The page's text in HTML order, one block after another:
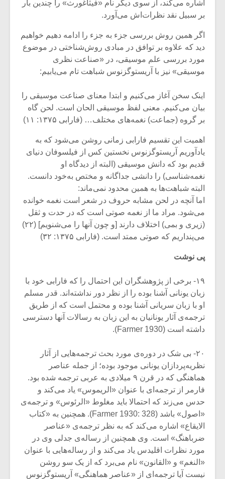
اشاره می‌کند، از سوی دیگر نام «فیثاغورث» را چندین بار
بر سبیل نقد نظرات‌اش می‌آورد.
اگر همین روش بررسی جزء به جزء را ادامه دهیم خواهیم
دید که علاوه بر توافق در مبادی روش‌شناختی در موضوع
مورد بررسی علم موسیقی، در «صناعت نظری
موسیقی» نیز با آریستوگزنوس شباهت تام می‌یابیم:
اینک سخن آغاز می‌کنیم و ابتدا معنای صناعت موسیقی را
بیان می‌کنیم. معنی لفظ موسیقی الحان است. لحن گاه
بر گروه (جماعت) نغمه‌های مختلف… (فارابی ۱۳۷۵: ۱۱)
اهمیت این تقسیم فارابی زمانی روشن می‌شود که به
یادآوریم آریستوگزنوس نخستین کس از فیلسوفان دنیای
قدیم بود که دانش موسیقی (البته از دیدگاه او
نغمه‌شناسی) را دانشی جداگانه و مختص به‌خود دانست.
البته شباهت‌ها به همین محدود نمی‌ماند:
اما آنچه در لحن مشابه حروف در شعر است نغمه خوانده
می‌شود. مراد ما از نغمه صوتی است که در حدت و ثقل
(زیری و بمی) اختلاف دارند [و چون آنها را می‌شنویم] (۲۲)
می‌پنداریم که صوتی ممتد است. (فارابی ۱۳۷۵: ۳۲)
پی نوشت
۱۹- برخی از پژوهشگران این احتمال را که فارابی خود با
زبان یونانی آشنا بوده را از نظر دور نداشته‌اند. قدر مسلم
او با زبان سریانی آشنا بوده و محتمل است که از طریق
ترجمه‌ی آثار یونانیان به این زبان به رسالات آنها دسترسی
داشته است (Farmer 1930).
۲۰- بی شک در دوره‌ی مورد بحث ترجمه‌هایی از آثار
نظریه‌پردازان یونانی موجود بوده؛ از جمله عناصر
هماهنگی که در قرن ۹ میلادی به عربی ترجمه شده بود.
فارمر از ترجمه‌ای با عنوان «الریموس» یاد می‌کند و
حدس می‌زند که احتمالا باید مغلوط «الرئوس» و ترجمه‌ی
«اصول» باشد (Farmer 1930: 328). همچنین به «کتاب
الایقاع» اشاره می‌کند که به نظر ترجمه‌ی «عناصر
ضرباهنگ» است. وی همچنین از رساله‌ی جدلی وی در
مورد نظرات اقلیدس یاد می‌کند و از رساله‌هایی با عنوان
«النغم» و «القانون» نام می‌برد که از یک سو روشن
نیست آیا ترجمه‌ای از «عناصر هماهنگی» آریستوگزنوس